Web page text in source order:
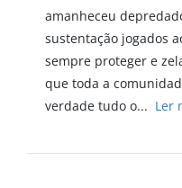
amanheceu
sustentação jogados
sempre proteger e
que toda a
verdade tudo o... Ler